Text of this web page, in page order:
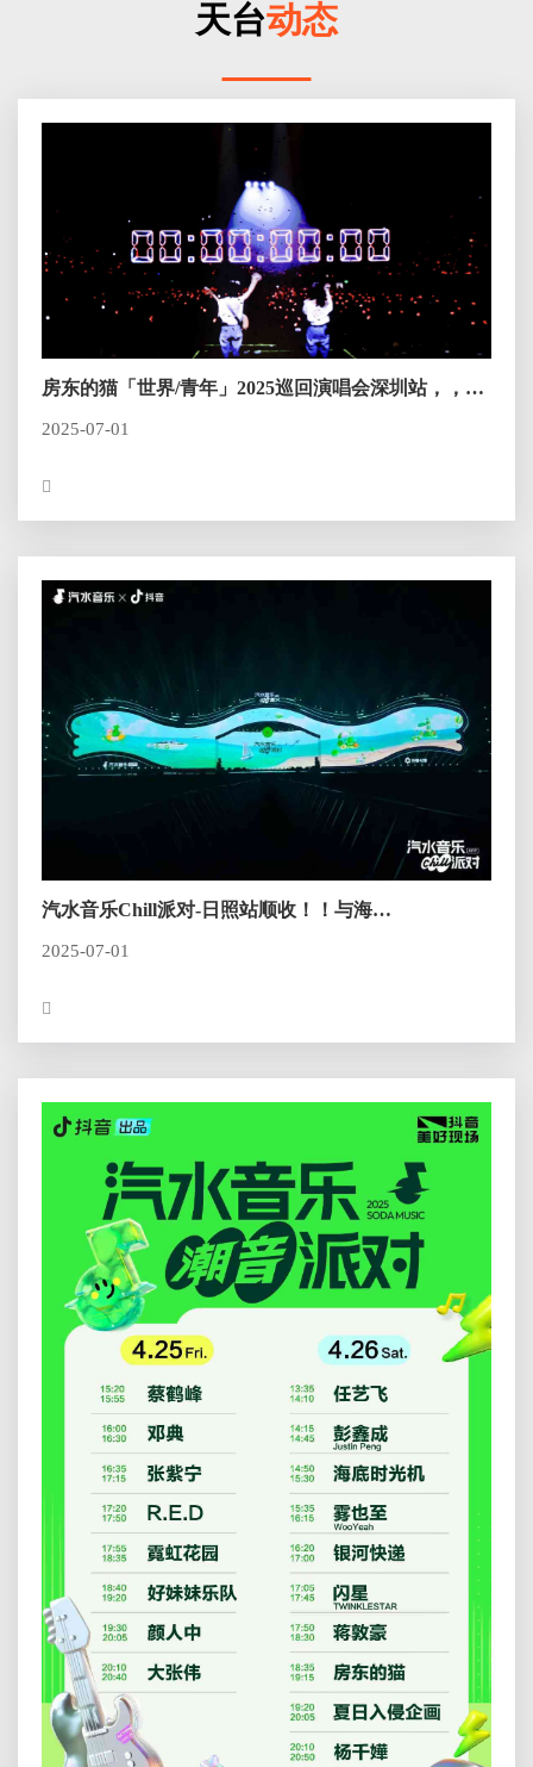
天台动态
房东的猫「世界/青年」2025巡回演唱会深圳站，，，
2025-07-01
汽水音乐Chill派对-日照站顺收！！与海
2025-07-01